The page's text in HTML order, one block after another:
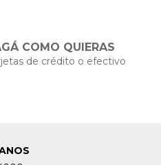
COMO QUIERAS
de crédito o efectivo